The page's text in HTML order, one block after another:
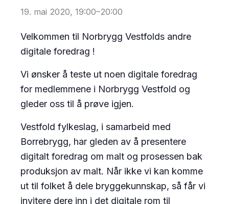
19. mai 2020, 19:00–20:00
Velkommen til Norbrygg Vestfolds andre
digitale foredrag !
Vi ønsker å teste ut noen digitale foredrag
for medlemmene i Norbrygg Vestfold og
gleder oss til å prøve igjen.
Vestfold fylkeslag, i samarbeid med
Borrebrygg, har gleden av å presentere
digitalt foredrag om malt og prosessen bak
produksjon av malt. Når ikke vi kan komme
ut til folket å dele bryggekunnskap, så får vi
invitere dere inn i det digitale rom til